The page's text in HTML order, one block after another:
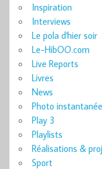
Inspiration
Interviews
Le pola d'hier soir
Le-HibOO.com
Live Reports
Livres
News
Photo instantanée
Play 3
Playlists
Réalisations &
Sport